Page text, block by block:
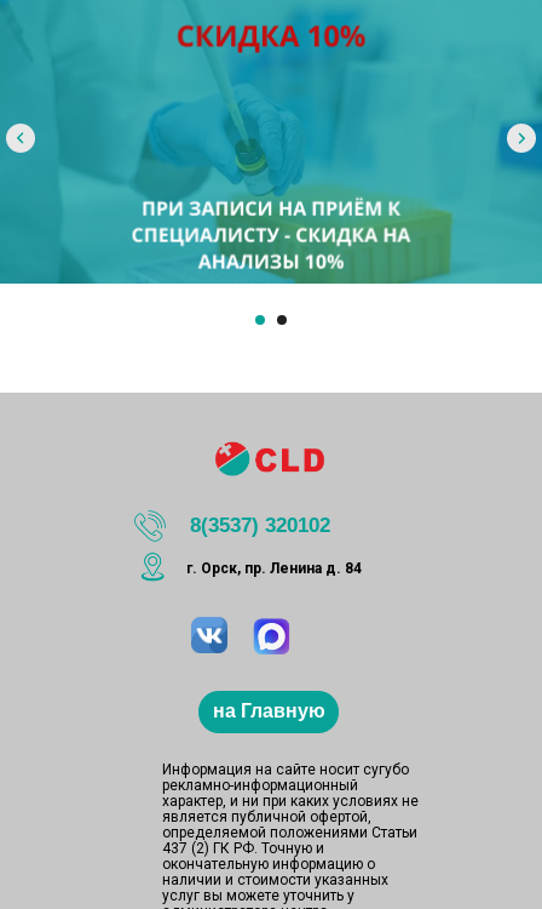
г. Орск, пр. Ленина д. 84
Информация на сайте носит сугубо
рекламно-информационный
характер, и ни при каких условиях не
является публичной офертой,
определяемой положениями Статьи
437 (2) ГК РФ. Точную и
окончательную информацию о
наличии и стоимости указанных
услуг вы можете уточнить у
на Главную
8(3537) 320102